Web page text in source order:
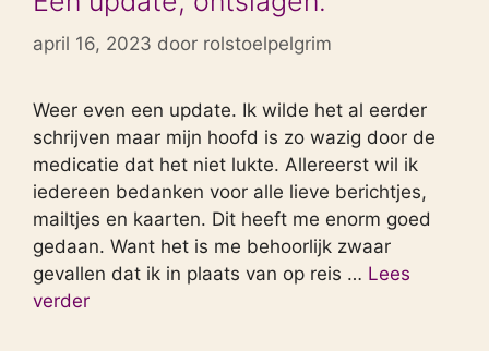
april 16, 2023 door rolstoelpelgrim
Weer even een update. Ik wilde het al eerder
schrijven maar mijn hoofd is zo wazig door de
medicatie dat het niet lukte. Allereerst wil ik
iedereen bedanken voor alle lieve berichtjes,
mailtjes en kaarten. Dit heeft me enorm goed
gedaan. Want het is me behoorlijk zwaar
gevallen dat ik in plaats van op reis … Lees
verder